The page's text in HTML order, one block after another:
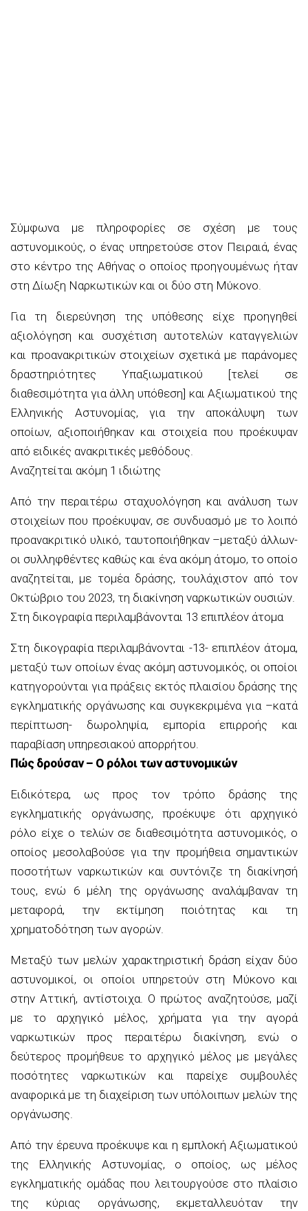
Σύμφωνα με πληροφορίες σε σχέση με τους
αστυνομικούς, ο ένας υπηρετούσε στον Πειραιά, ένας
στο κέντρο της Αθήνας ο οποίος προηγουμένως ήταν
στη Δίωξη Ναρκωτικών και οι δύο στη Μύκονο.
Για τη διερεύνηση της υπόθεσης είχε προηγηθεί
αξιολόγηση και συσχέτιση αυτοτελών καταγγελιών
και προανακριτικών στοιχείων σχετικά με παράνομες
δραστηριότητες Υπαξιωματικού [τελεί σε
διαθεσιμότητα για άλλη υπόθεση] και Αξιωματικού της
Ελληνικής Αστυνομίας, για την αποκάλυψη των
οποίων, αξιοποιήθηκαν και στοιχεία που προέκυψαν
από ειδικές ανακριτικές μεθόδους.
Αναζητείται ακόμη 1 ιδιώτης
Από την περαιτέρω σταχυολόγηση και ανάλυση των
στοιχείων που προέκυψαν, σε συνδυασμό με το λοιπό
προανακριτικό υλικό, ταυτοποιήθηκαν –μεταξύ άλλων-
οι συλληφθέντες καθώς και ένα ακόμη άτομο, το οποίο
αναζητείται, με τομέα δράσης, τουλάχιστον από τον
Οκτώβριο του 2023, τη διακίνηση ναρκωτικών ουσιών.
Στη δικογραφία περιλαμβάνονται 13 επιπλέον άτομα
Στη δικογραφία περιλαμβάνονται -13- επιπλέον άτομα,
μεταξύ των οποίων ένας ακόμη αστυνομικός, οι οποίοι
κατηγορούνται για πράξεις εκτός πλαισίου δράσης της
εγκληματικής οργάνωσης και συγκεκριμένα για –κατά
περίπτωση- δωροληψία, εμπορία επιρροής και
παραβίαση υπηρεσιακού απορρήτου.
Πώς δρούσαν – Ο ρόλοι των αστυνομικών
Ειδικότερα, ως προς τον τρόπο δράσης της
εγκληματικής οργάνωσης, προέκυψε ότι αρχηγικό
ρόλο είχε ο τελών σε διαθεσιμότητα αστυνομικός, ο
οποίος μεσολαβούσε για την προμήθεια σημαντικών
ποσοτήτων ναρκωτικών και συντόνιζε τη διακίνησή
τους, ενώ 6 μέλη της οργάνωσης αναλάμβαναν τη
μεταφορά, την εκτίμηση ποιότητας και τη
χρηματοδότηση των αγορών.
Μεταξύ των μελών χαρακτηριστική δράση είχαν δύο
αστυνομικοί, οι οποίοι υπηρετούν στη Μύκονο και
στην Αττική, αντίστοιχα. Ο πρώτος αναζητούσε, μαζί
με το αρχηγικό μέλος, χρήματα για την αγορά
ναρκωτικών προς περαιτέρω διακίνηση, ενώ ο
δεύτερος προμήθευε το αρχηγικό μέλος με μεγάλες
ποσότητες ναρκωτικών και παρείχε συμβουλές
αναφορικά με τη διαχείριση των υπόλοιπων μελών της
οργάνωσης.
Από την έρευνα προέκυψε και η εμπλοκή Αξιωματικού
της Ελληνικής Αστυνομίας, ο οποίος, ως μέλος
εγκληματικής ομάδας που λειτουργούσε στο πλαίσιο
της κύριας οργάνωσης, εκμεταλλευόταν την